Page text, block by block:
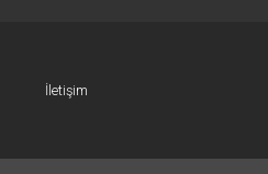
İletişim